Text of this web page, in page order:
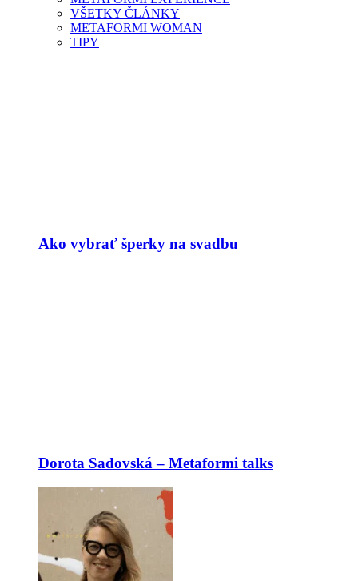
VŠETKY ČLÁNKY
METAFORMI WOMAN
TIPY
Ako vybrať šperky na svadbu
Dorota Sadovská – Metaformi talks